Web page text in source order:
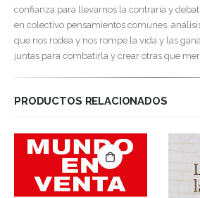
confianza para llevarnos la contraria y
en colectivo pensamientos comunes,
que nos rodea y nos rompe la vida y las
juntas para combatirla y crear otras que
PRODUCTOS RELACIONADOS